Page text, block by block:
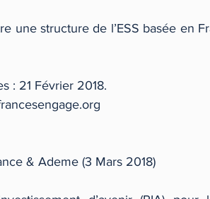
une structure de l’ESS basée en
: 21 Février 2018.
& Ademe (3 Mars 2018)